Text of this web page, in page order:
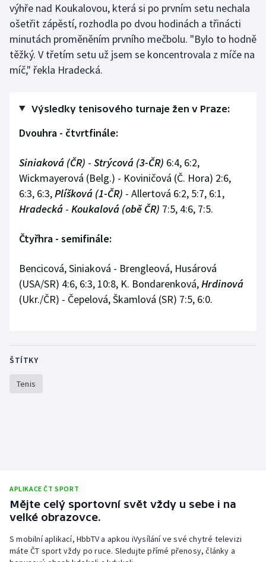
výhře nad Koukalovou, která si po prvním setu nechala
ošetřit zápěstí, rozhodla po dvou hodinách a třinácti
minutách proměněním prvního mečbolu. "Bylo to hodně
těžký. V třetím setu už jsem se koncentrovala z míče na
míč," řekla Hradecká.
Výsledky tenisového turnaje žen v Praze:
Dvouhra - čtvrtfinále:
Siniaková (ČR) - Strýcová (3-ČR) 6:4, 6:2,
Wickmayerová (Belg.) - Koviničová (Č. Hora) 2:6,
6:3, 6:3,Plíšková (1-ČR) - Allertová 6:2, 5:7, 6:1,
Hradecká - Koukalová (obě ČR) 7:5, 4:6, 7:5.
Čtyřhra - semifinále:
Bencicová, Siniaková - Brengleová, Husárová
(USA/SR) 4:6, 6:3, 10:8, K. Bondarenková,Hrdinová
(Ukr./ČR) - Čepelová, Škamlová (SR) 7:5, 6:0.
ŠTÍTKY
Tenis
APLIKACE ČT SPORT
Mějte celý sportovní svět vždy u sebe i na
velké obrazovce.
S mobilní aplikací, HbbTV a apkou iVysílání ve své chytré televizi
máte ČT sport vždy po ruce. Sledujte přímé přenosy, články a